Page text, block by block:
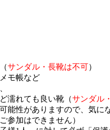
サンダル・長靴は不可）
モ帳など
れても良い靴（サンダル
がありますので、気にな
参加はできません）